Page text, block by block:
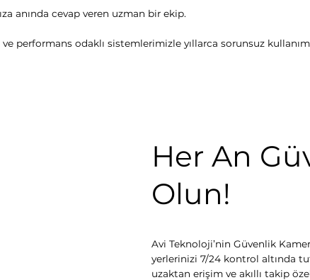
anında cevap veren uzman bir ekip.
ve performans odaklı sistemlerimizle yıllarca sorunsuz kullanım
Her An
Olun!
Avi Teknoloji’nin Güvenlik
yerlerinizi 7/24 kontrol altında
uzaktan erişim ve akıllı takip